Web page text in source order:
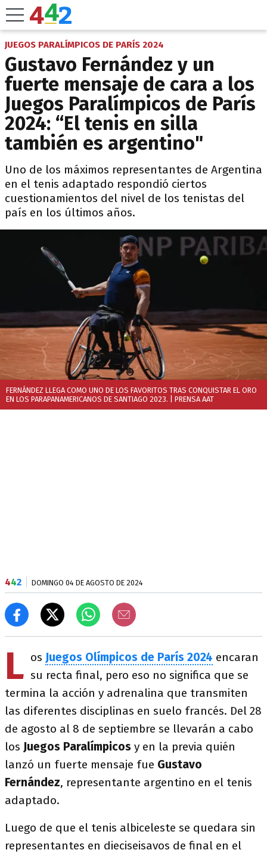
JUEGOS PARALÍMPICOS DE PARÍS 2024
Gustavo Fernández y un
fuerte mensaje de cara a los
Juegos Paralímpicos de París
2024: “El tenis en silla
también es argentino"
Uno de los máximos representantes de Argentina
en el tenis adaptado respondió ciertos
cuestionamientos del nivel de los tenistas del
país en los últimos años.
FERNÁNDEZ LLEGA COMO UNO DE LOS FAVORITOS TRAS CONQUISTAR EL ORO
EN LOS PARAPANAMERICANOS DE SANTIAGO 2023.
| PRENSA AAT
442 DOMINGO 04 DE AGOSTO DE 2024
L os Juegos Olímpicos de París 2024 encaran
su recta final, pero eso no significa que se
termina la acción y adrenalina que transmiten
las diferentes disciplinas en suelo francés. Del 28
de agosto al 8 de septiembre se llevarán a cabo
los Juegos Paralímpicos y en la previa quién
lanzó un fuerte mensaje fue Gustavo
Fernández, representante argentino en el tenis
adaptado.
Luego de que el tenis albiceleste se quedara sin
representantes en dieciseisavos de final en el